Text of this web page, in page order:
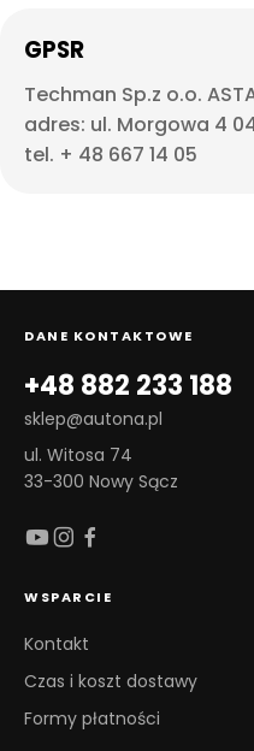
GPSR
Techman Sp.z o.o.
adres: ul. Morgowa 4
tel. + 48 667 14 05
DANE KONTAKTOWE
+48 882 233 188
sklep@autona.pl
ul. Witosa 74
33-300 Nowy Sącz
WSPARCIE
Kontakt
Czas i koszt dostawy
Formy płatności